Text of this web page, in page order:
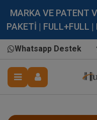
MARKA VE PATENT
PAKETİ | FULL+FULL
Whatsapp Destek